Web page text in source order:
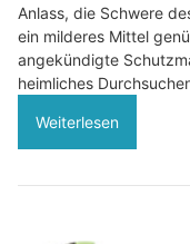
Anlass, die Schwere
ein milderes Mittel
angekündigte
heimliches
Weiterlesen